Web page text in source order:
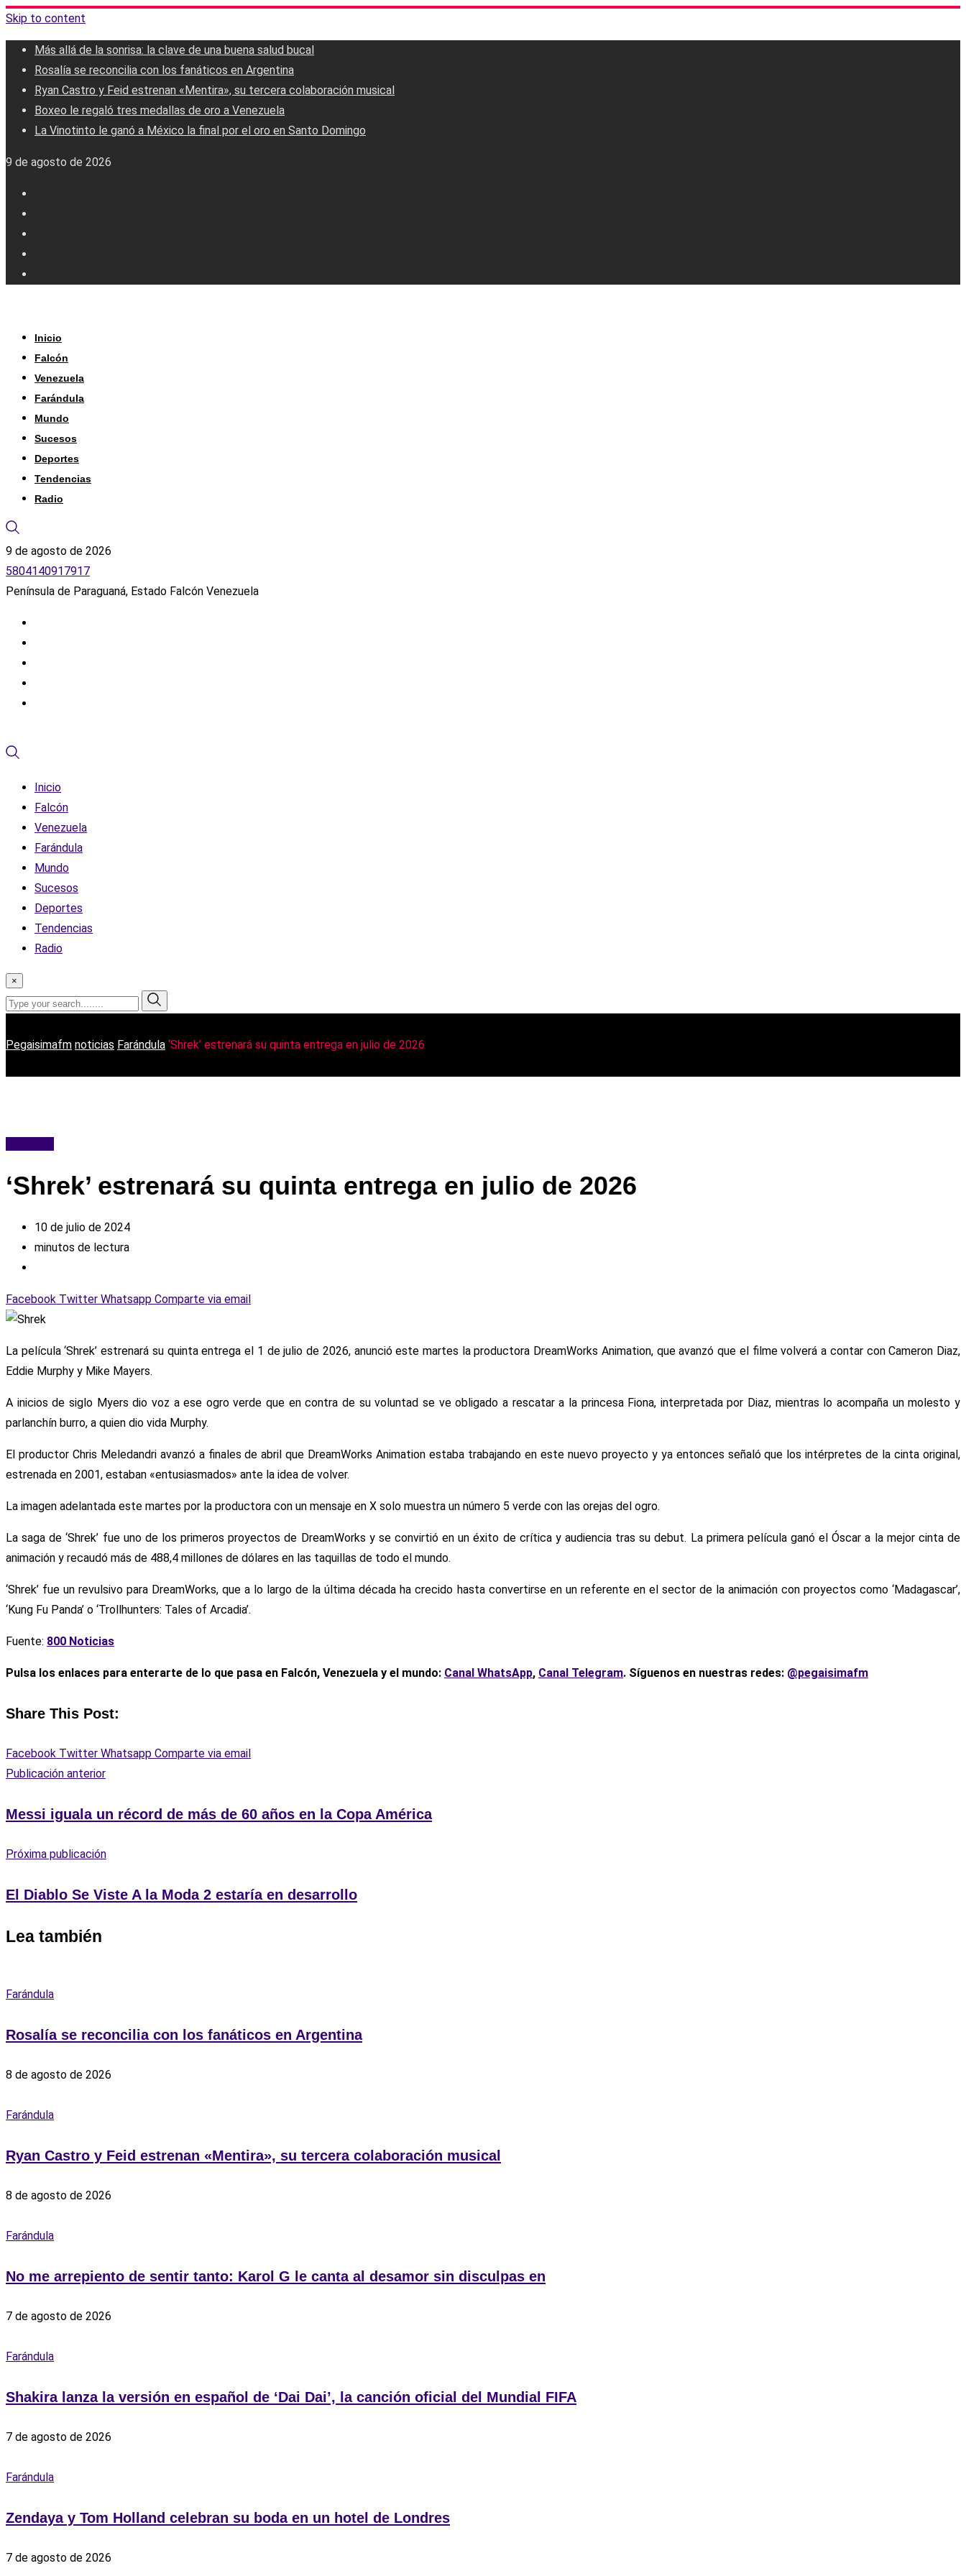
Skip to content
Más allá de la sonrisa: la clave de una buena salud bucal
Rosalía se reconcilia con los fanáticos en Argentina
Ryan Castro y Feid estrenan «Mentira», su tercera colaboración musical
Boxeo le regaló tres medallas de oro a Venezuela
La Vinotinto le ganó a México la final por el oro en Santo Domingo
9 de agosto de 2026
Inicio
Falcón
Venezuela
Farándula
Mundo
Sucesos
Deportes
Tendencias
Radio
9 de agosto de 2026
5804140917917
Península de Paraguaná, Estado Falcón Venezuela
Inicio
Falcón
Venezuela
Farándula
Mundo
Sucesos
Deportes
Tendencias
Radio
×
Pegaisimafm noticias Farándula ‘Shrek’ estrenará su quinta entrega en julio de 2026
‘Shrek’ estrenará su quinta entrega en julio de 2026
10 de julio de 2024
minutos de lectura
Facebook Twitter Whatsapp Comparte via email
La película ‘Shrek’ estrenará su quinta entrega el 1 de julio de 2026, anunció este martes la productora DreamWorks Animation, que avanzó que el filme volverá a contar con Cameron Diaz,
Eddie Murphy y Mike Mayers.
A inicios de siglo Myers dio voz a ese ogro verde que en contra de su voluntad se ve obligado a rescatar a la princesa Fiona, interpretada por Diaz, mientras lo acompaña un molesto y
parlanchín burro, a quien dio vida Murphy.
El productor Chris Meledandri avanzó a finales de abril que DreamWorks Animation estaba trabajando en este nuevo proyecto y ya entonces señaló que los intérpretes de la cinta original,
estrenada en 2001, estaban «entusiasmados» ante la idea de volver.
La imagen adelantada este martes por la productora con un mensaje en X solo muestra un número 5 verde con las orejas del ogro.
La saga de ‘Shrek’ fue uno de los primeros proyectos de DreamWorks y se convirtió en un éxito de crítica y audiencia tras su debut. La primera película ganó el Óscar a la mejor cinta de
animación y recaudó más de 488,4 millones de dólares en las taquillas de todo el mundo.
‘Shrek’ fue un revulsivo para DreamWorks, que a lo largo de la última década ha crecido hasta convertirse en un referente en el sector de la animación con proyectos como ‘Madagascar’,
‘Kung Fu Panda’ o ‘Trollhunters: Tales of Arcadia’.
Fuente: 800 Noticias
Pulsa los enlaces para enterarte de lo que pasa en Falcón, Venezuela y el mundo: Canal WhatsApp, Canal Telegram. Síguenos en nuestras redes: @pegaisimafm
Share This Post:
Facebook Twitter Whatsapp Comparte via email
Publicación anterior
Messi iguala un récord de más de 60 años en la Copa América
Próxima publicación
El Diablo Se Viste A la Moda 2 estaría en desarrollo
Lea también
Farándula
Rosalía se reconcilia con los fanáticos en Argentina
8 de agosto de 2026
Farándula
Ryan Castro y Feid estrenan «Mentira», su tercera colaboración musical
8 de agosto de 2026
Farándula
No me arrepiento de sentir tanto: Karol G le canta al desamor sin disculpas en
7 de agosto de 2026
Farándula
Shakira lanza la versión en español de ‘Dai Dai’, la canción oficial del Mundial FIFA
7 de agosto de 2026
Farándula
Zendaya y Tom Holland celebran su boda en un hotel de Londres
7 de agosto de 2026